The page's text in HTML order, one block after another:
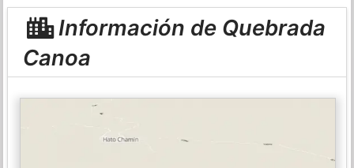
Información de Quebrada
Canoa